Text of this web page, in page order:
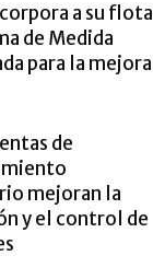
a su flota
de Medida
para la mejora
de
mejoran la
y el control de